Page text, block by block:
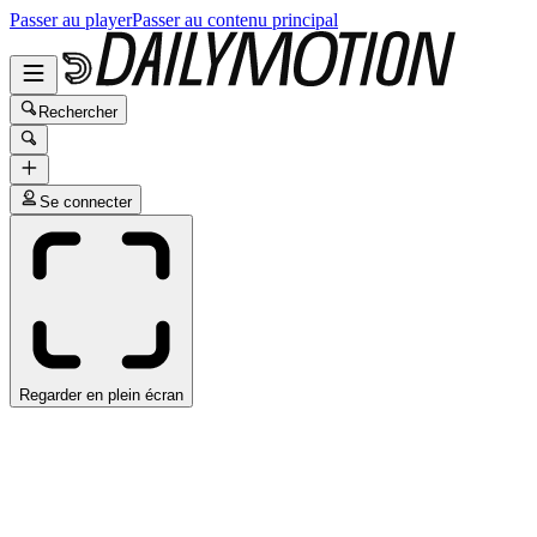
Passer au playerPasser au contenu principal
Rechercher
Se connecter
Regarder en plein écran